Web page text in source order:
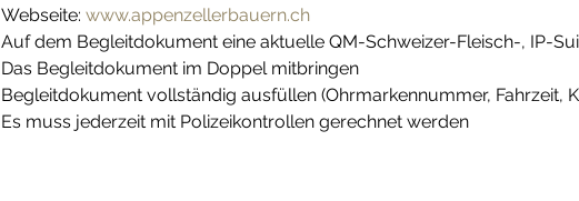
Webseite: www.appenzellerbauern.ch
Auf dem Begleitdokument eine aktuelle QM-Schweizer-Fleisch-, IP-
Das Begleitdokument im Doppel mitbringen
Begleitdokument vollständig ausfüllen (Ohrmarkennummer, Fahrzeit,
Es muss jederzeit mit Polizeikontrollen gerechnet werden